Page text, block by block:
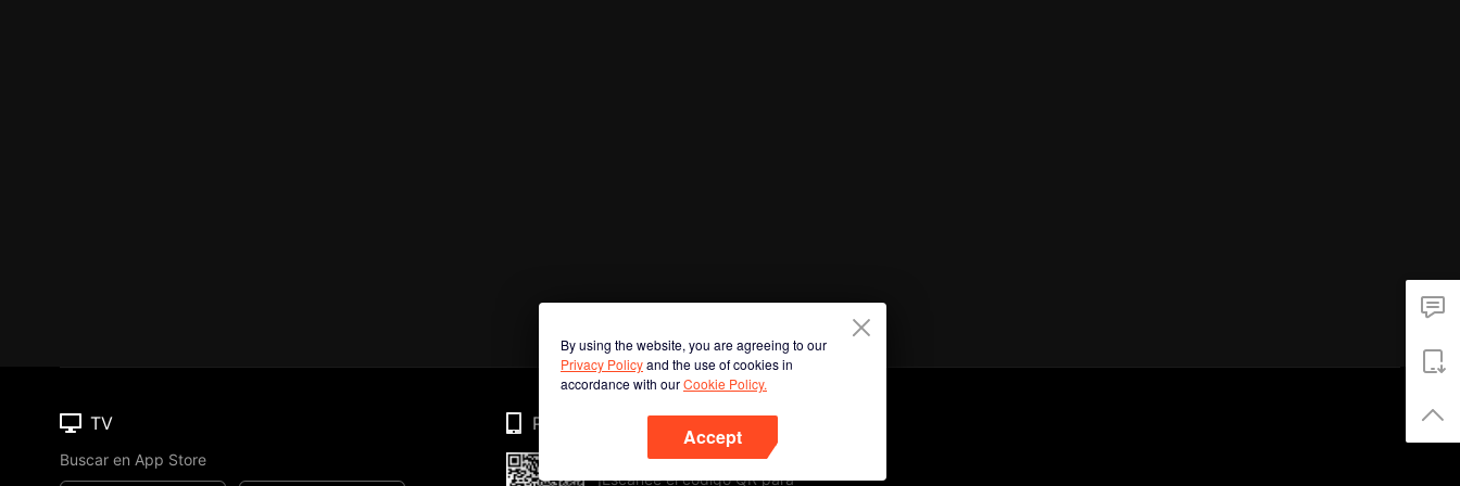
By using the website, you are agreeing to our
Privacy Policyand the use of cookies in
accordance with ourCookie Policy.
Accept
TV
Buscar en App Store
Phone
¡Escanee el código QR para